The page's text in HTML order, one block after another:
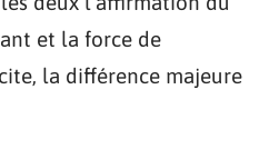
et la force de
la différence majeure